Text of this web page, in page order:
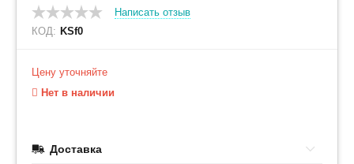
Написать отзыв
КОД: KSf0
Цену уточняйте
Нет в наличии
Доставка